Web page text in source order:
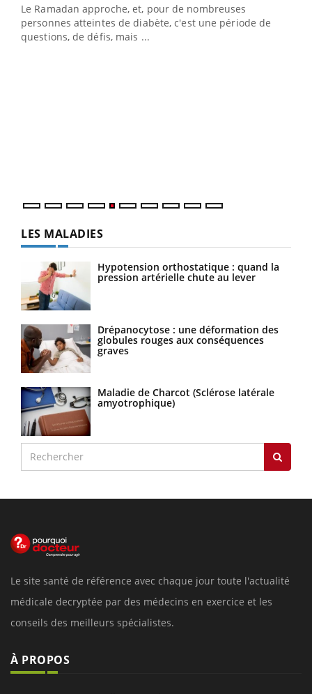
Le Ramadan approche, et, pour de nombreuses
personnes atteintes de diabète, c'est une période de
questions, de défis, mais ...
LES MALADIES
Hypotension orthostatique : quand la
pression artérielle chute au lever
Drépanocytose : une déformation des
globules rouges aux conséquences
graves
Maladie de Charcot (Sclérose latérale
amyotrophique)
Le site santé de référence avec chaque jour toute l'actualité
médicale decryptée par des médecins en exercice et les
conseils des meilleurs spécialistes.
À PROPOS